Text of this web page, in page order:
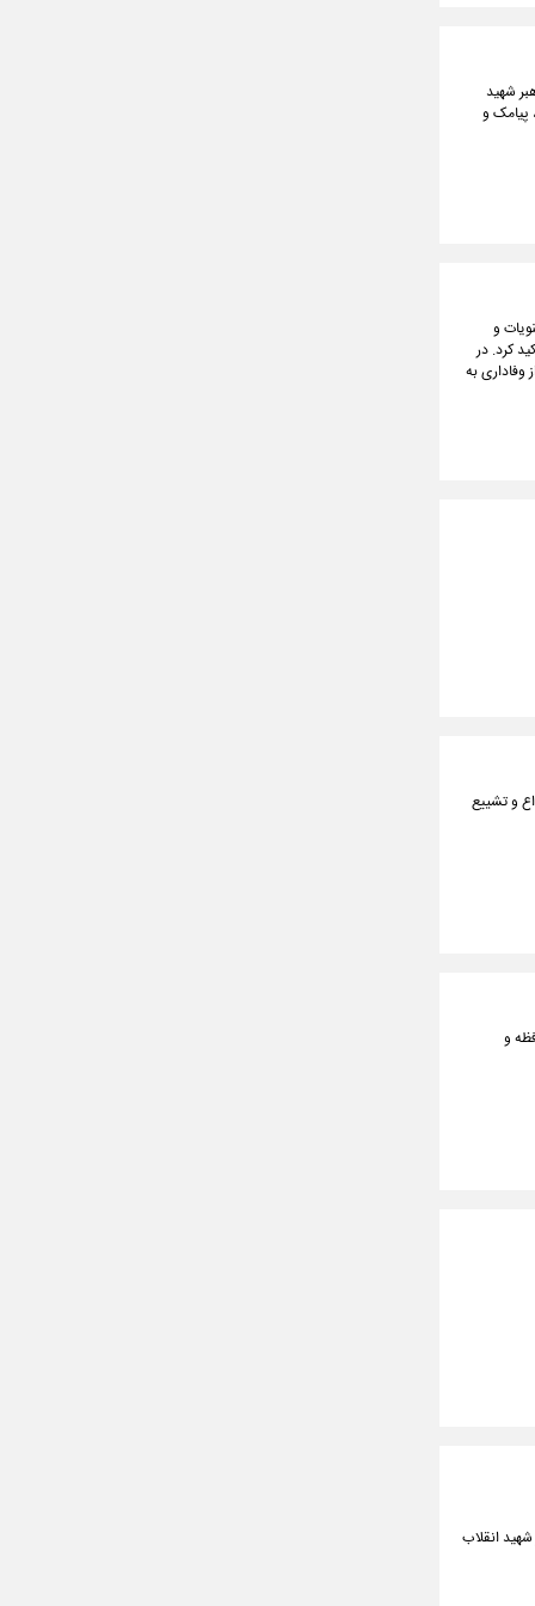
شهید
پیامک و
و
کرد. در
به
و تشییع
و
انقلاب